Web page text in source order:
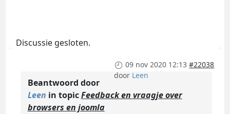
Discussie gesloten.
09 nov 2020 12:13 #22038
door Leen
Beantwoord door
Leen in topicFeedback en vraagje over
browsers en joomla